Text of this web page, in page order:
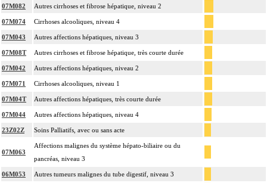
07M082 Autres cirrhoses et fibrose hépatique, niveau 2
07M074 Cirrhoses alcooliques, niveau 4
07M043 Autres affections hépatiques, niveau 3
07M08T Autres cirrhoses et fibrose hépatique, très courte durée
07M042 Autres affections hépatiques, niveau 2
07M071 Cirrhoses alcooliques, niveau 1
07M04T Autres affections hépatiques, très courte durée
07M044 Autres affections hépatiques, niveau 4
23Z02Z Soins Palliatifs, avec ou sans acte
07M063
Affections malignes du système hépato-biliaire ou du
pancréas, niveau 3
06M053 Autres tumeurs malignes du tube digestif, niveau 3